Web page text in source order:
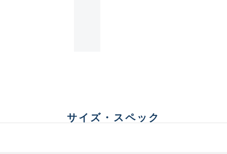
B+ 使用感や傷は少なく比較的美
サイズ・スペック